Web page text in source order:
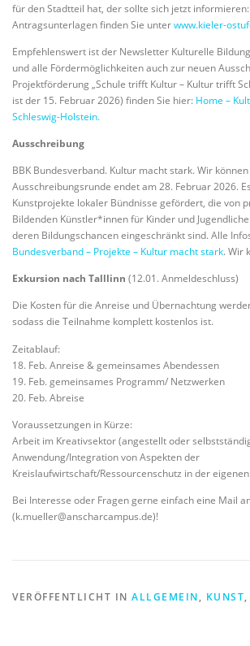
für den Stadtteil hat, der sollte sich jetzt
Antragsunterlagen finden Sie unterwww.kieler-
Empfehlenswert ist der Newsletter Kulturelle
und alle Fördermöglichkeiten auch zur neuen
Projektförderung „Schule trifft Kultur – Kultur trifft
ist der 15. Februar 2026) finden Sie hier: Home –
Schleswig-Holstein.
Ausschreibung
BBK Bundesverband. Kultur macht stark. Wir
Ausschreibungsrunde endet am 28. Februar 2026.
Kunstprojekte lokaler Bündnisse gefördert, die von
Bildenden Künstler*innen für Kinder und
deren Bildungschancen eingeschränkt sind. Alle
Bundesverband – Projekte – Kultur macht stark. Wir
Exkursion nach Talllinn (12.01. Anmeldeschluss)
Die Kosten für die Anreise und Übernachtung
sodass die Teilnahme komplett kostenlos ist.
Zeitablauf:
18. Feb. Anreise & gemeinsames Abendessen
19. Feb. gemeinsames Programm/ Netzwerken
20. Feb. Abreise
Voraussetzungen in Kürze:
Arbeit im Kreativsektor (angestellt oder
Anwendung/Integration von Aspekten der
Kreislaufwirtschaft/Ressourcenschutz in der
Bei Interesse oder Fragen gerne einfach eine Mail
(k.mueller@anscharcampus.de)!
VERÖFFENTLICHT IN ALLGEMEIN, KUNST,